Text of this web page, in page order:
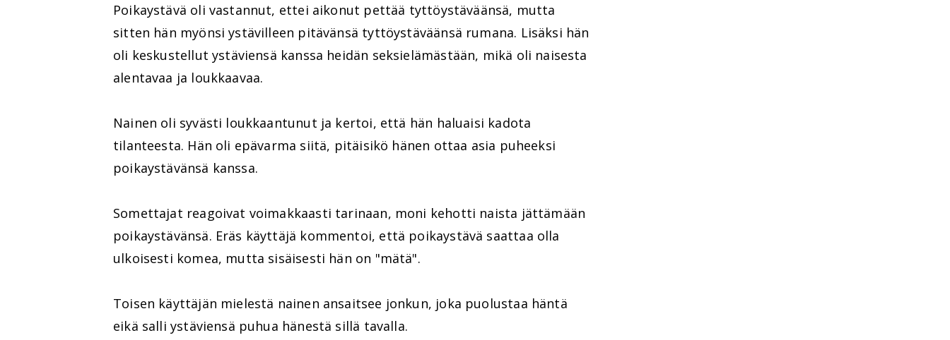
Poikaystävä oli vastannut, ettei aikonut pettää tyttöystäväänsä, mutta
sitten hän myönsi ystävilleen pitävänsä tyttöystäväänsä rumana. Lisäksi hän
oli keskustellut ystäviensä kanssa heidän seksielämästään, mikä oli naisesta
alentavaa ja loukkaavaa.
Nainen oli syvästi loukkaantunut ja kertoi, että hän haluaisi kadota
tilanteesta. Hän oli epävarma siitä, pitäisikö hänen ottaa asia puheeksi
poikaystävänsä kanssa.
Somettajat reagoivat voimakkaasti tarinaan, moni kehotti naista jättämään
poikaystävänsä. Eräs käyttäjä kommentoi, että poikaystävä saattaa olla
ulkoisesti komea, mutta sisäisesti hän on "mätä".
Toisen käyttäjän mielestä nainen ansaitsee jonkun, joka puolustaa häntä
eikä salli ystäviensä puhua hänestä sillä tavalla.